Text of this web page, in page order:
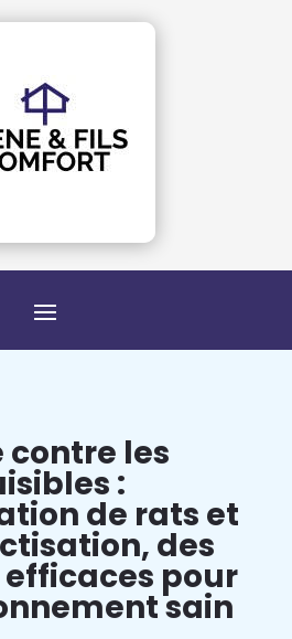
contre les
:
de rats et
des
pour
sain